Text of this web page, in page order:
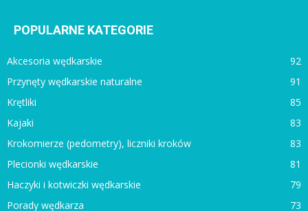
POPULARNE KATEGORIE
Akcesoria wędkarskie
92
Przynęty wędkarskie naturalne
91
Krętliki
85
Kajaki
83
Krokomierze (pedometry), liczniki kroków
83
Plecionki wędkarskie
81
Haczyki i kotwiczki wędkarskie
79
Porady wędkarza
73